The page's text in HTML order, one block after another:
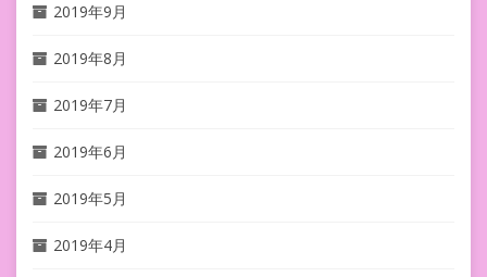
2019年9月
2019年8月
2019年7月
2019年6月
2019年5月
2019年4月